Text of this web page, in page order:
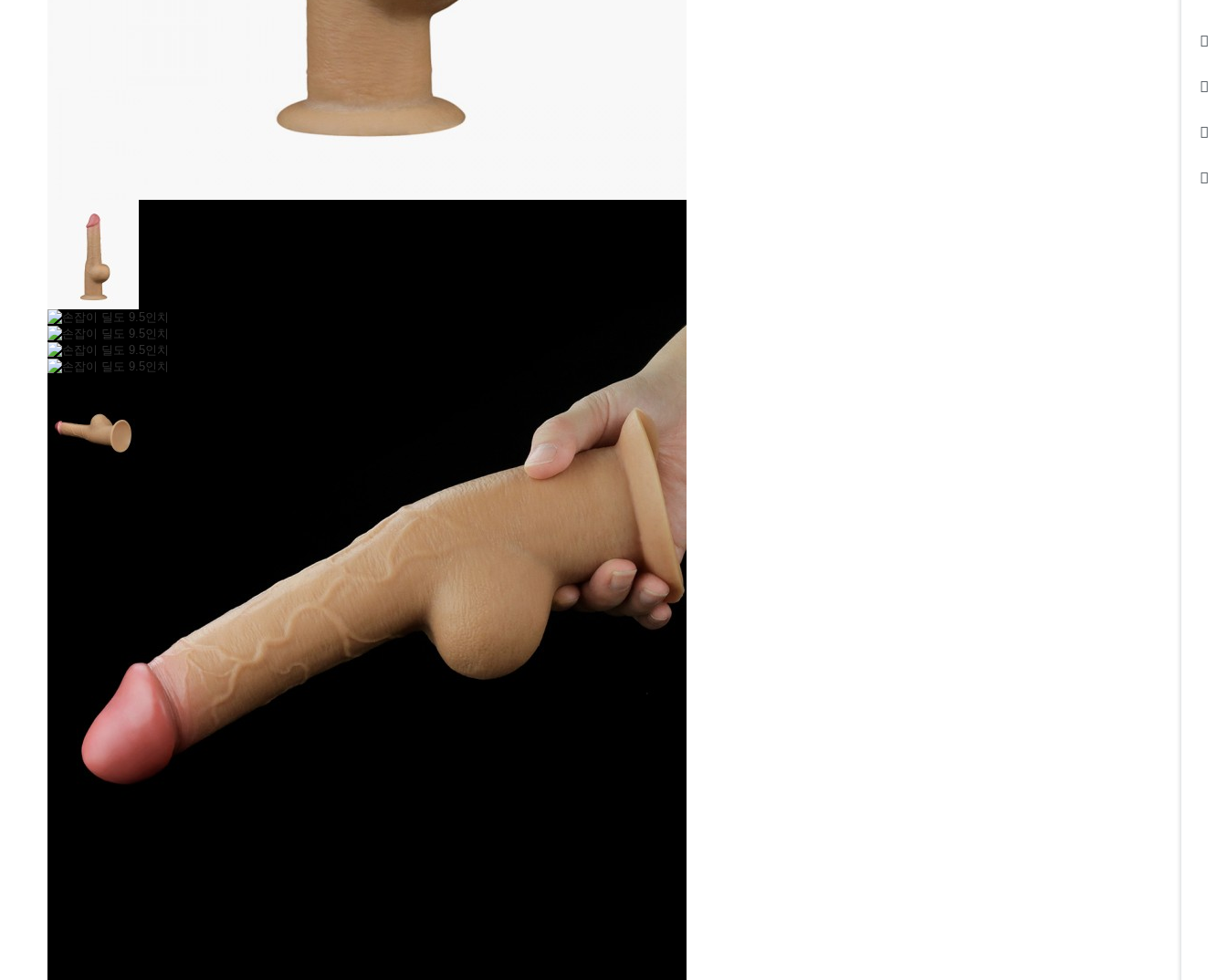
시중가격
76,000원
판매가격
34,000원
55%
배송비 결제
무료배송
적립 포인트
구매금액(추가옵션 제외)의 10% (최대 3,400포인트)
모델
LV411031
브랜드
원산지